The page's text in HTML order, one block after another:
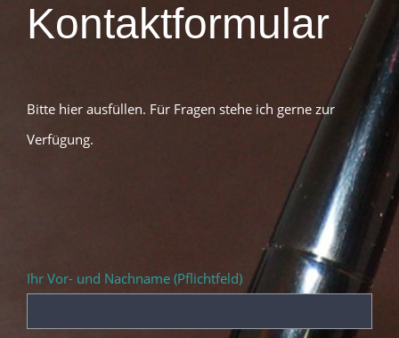
Kontaktformular
Bitte hier ausfüllen. Für Fragen stehe ich gerne zur
Verfügung.
Ihr Vor- und Nachname (Pflichtfeld)